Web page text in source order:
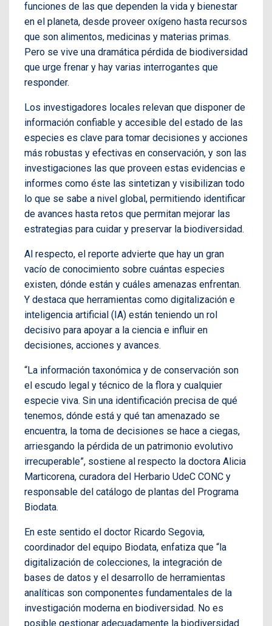
funciones de las que dependen la vida y bienestar
en el planeta, desde proveer oxígeno hasta recursos
que son alimentos, medicinas y materias primas.
Pero se vive una dramática pérdida de biodiversidad
que urge frenar y hay varias interrogantes que
responder.
Los investigadores locales relevan que disponer de
información confiable y accesible del estado de las
especies es clave para tomar decisiones y acciones
más robustas y efectivas en conservación, y son las
investigaciones las que proveen estas evidencias e
informes como éste las sintetizan y visibilizan todo
lo que se sabe a nivel global, permitiendo identificar
de avances hasta retos que permitan mejorar las
estrategias para cuidar y preservar la biodiversidad.
Al respecto, el reporte advierte que hay un gran
vacío de conocimiento sobre cuántas especies
existen, dónde están y cuáles amenazas enfrentan.
Y destaca que herramientas como digitalización e
inteligencia artificial (IA) están teniendo un rol
decisivo para apoyar a la ciencia e influir en
decisiones, acciones y avances.
“La información taxonómica y de conservación son
el escudo legal y técnico de la flora y cualquier
especie viva. Sin una identificación precisa de qué
tenemos, dónde está y qué tan amenazado se
encuentra, la toma de decisiones se hace a ciegas,
arriesgando la pérdida de un patrimonio evolutivo
irrecuperable”, sostiene al respecto la doctora Alicia
Marticorena, curadora del Herbario UdeC CONC y
responsable del catálogo de plantas del Programa
Biodata.
En este sentido el doctor Ricardo Segovia,
coordinador del equipo Biodata, enfatiza que “la
digitalización de colecciones, la integración de
bases de datos y el desarrollo de herramientas
analíticas son componentes fundamentales de la
investigación moderna en biodiversidad. No es
posible gestionar adecuadamente la biodiversidad